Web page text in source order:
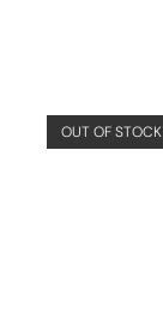
OUT OF STOCK